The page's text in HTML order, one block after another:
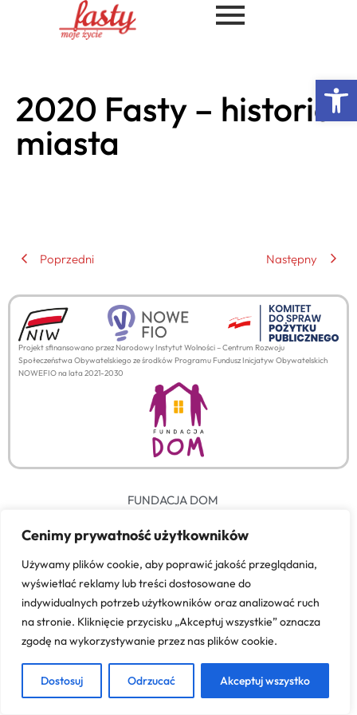
Cenimy prywatność użytkowników
Używamy plików cookie, aby poprawić jakość przeglądania,
wyświetlać reklamy lub treści dostosowane do
indywidualnych potrzeb użytkowników oraz analizować ruch
na stronie. Kliknięcie przycisku „Akceptuj wszystkie” oznacza
zgodę na wykorzystywanie przez nas plików cookie.
Dostosuj Odrzucać Akceptuj wszystko
2020 Fasty – historia
miasta
Poprzedni Następny
Projekt sfinansowano przez Narodowy Instytut Wolności – Centrum Rozwoju
Społeczeństwa Obywatelskiego ze środków Programu Fundusz Inicjatyw Obywatelskich
NOWEFIO na lata 2021-2030
FUNDACJA DOM
REGON: 052240933
tel. +48 609 091 23,e-mail: askorko@gmail.com